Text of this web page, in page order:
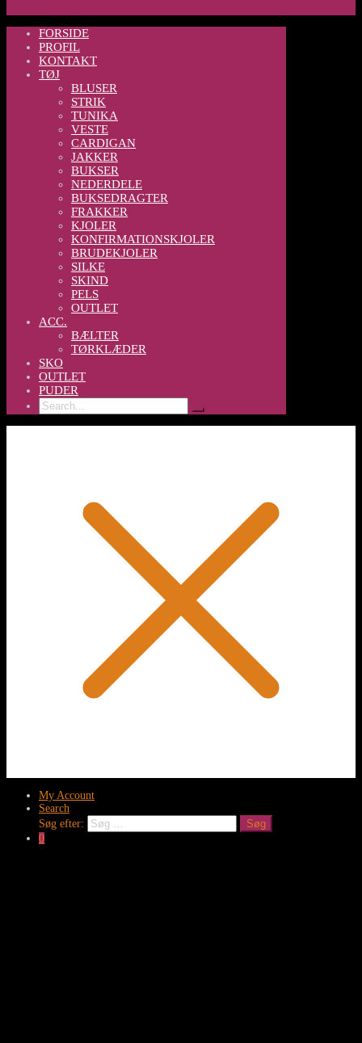
FORSIDE
PROFIL
KONTAKT
TØJ
BLUSER
STRIK
TUNIKA
VESTE
CARDIGAN
JAKKER
BUKSER
NEDERDELE
BUKSEDRAGTER
FRAKKER
KJOLER
KONFIRMATIONSKJOLER
BRUDEKJOLER
SILKE
SKIND
PELS
OUTLET
ACC.
BÆLTER
TØRKLÆDER
SKO
OUTLET
PUDER
My Account
Search
Søg efter:
Søg
0